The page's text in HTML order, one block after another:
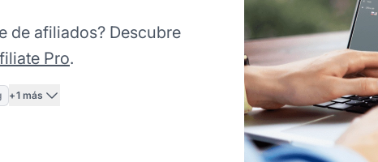
de afiliados? Descubre
Pro.
+1 más